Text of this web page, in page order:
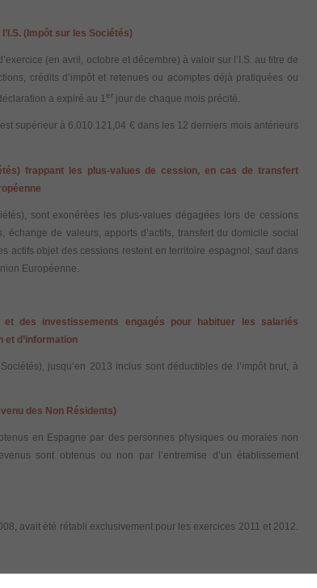
(Impôt sur les Sociétés)
(en avril, octobre et décembre) à valoir sur l’I.S. au titre de
crédits d’impôt et retenues ou acomptes déjà pratiquées ou
a expiré au 1er jour de chaque mois précité.
supérieur à 6.010.121,04 € dans les 12 derniers mois antérieurs
frappant les plus-values de cession, en cas de transfert
sont exonérées les plus-values dégagées lors de cessions
échange de valeurs, apports d’actifs, transfert du domicile social
actifs objet des cessions restent en territoire espagnol, sauf dans
Européenne.
des investissements engagés pour habituer les salariés
et d’information
jusqu’en 2013 inclus sont déductibles de l’impôt brut, à
des Non Résidents)
en Espagne par des personnes physiques ou morales non
sont obtenus ou non par l’entremise d’un établissement
avait été rétabli exclusivement pour les exercices 2011 et 2012.